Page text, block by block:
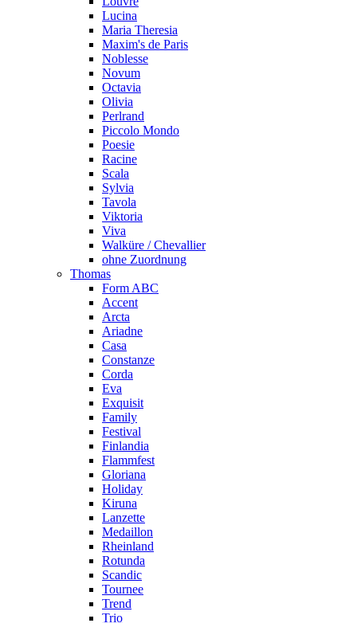
Lucina
Maria Theresia
Maxim's de Paris
Noblesse
Novum
Octavia
Olivia
Perlrand
Piccolo Mondo
Poesie
Racine
Scala
Sylvia
Tavola
Viktoria
Viva
Walküre / Chevallier
ohne Zuordnung
Thomas
Form ABC
Accent
Arcta
Ariadne
Casa
Constanze
Corda
Eva
Exquisit
Family
Festival
Finlandia
Flammfest
Gloriana
Holiday
Kiruna
Lanzette
Medaillon
Rheinland
Rotunda
Scandic
Tournee
Trend
Trio